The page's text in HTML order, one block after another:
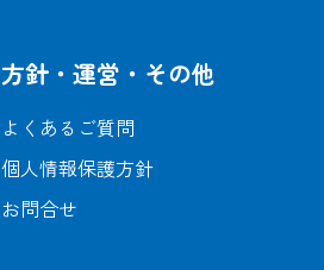
方針・運営・その他
よくあるご質問
個人情報保護方針
お問合せ